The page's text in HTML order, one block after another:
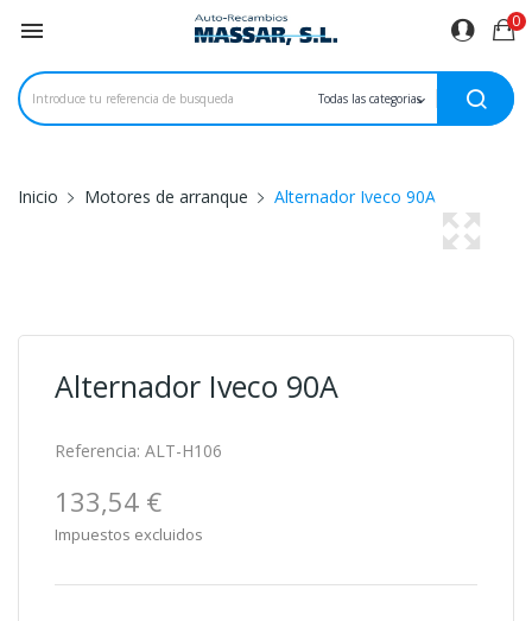
 0
Inicio Motores de arranque Alternador Iveco 90A
Alternador Iveco 90A
Referencia: ALT-H106
133,54 €
Impuestos excluidos